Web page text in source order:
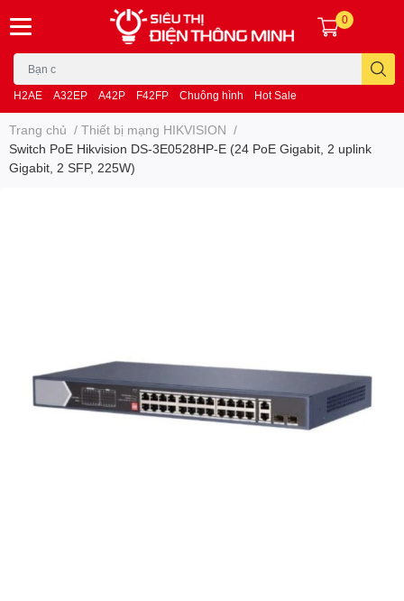
H2AE A32EP A42P F42FP Chuông hình Hot Sale
0
Trang chủ / Thiết bị mạng HIKVISION /
Switch PoE Hikvision DS-3E0528HP-E (24 PoE Gigabit, 2 uplink
Gigabit, 2 SFP, 225W)